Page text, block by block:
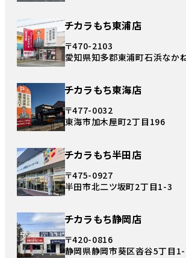
チカラもち東浦店
〒470-2103
愛知県知多郡東浦町石浜なかね
チカラもち東海店
〒477-0032
東海市加木屋町2丁目196
チカラもち半田店
〒475-0927
半田市北二ツ坂町2丁目1-3
チカラもち静岡店
〒420-0816
静岡県静岡市葵区沓谷5丁目